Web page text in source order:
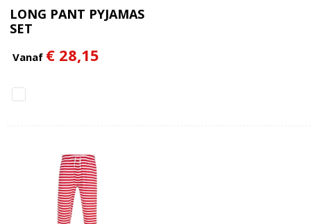
LONG PANT PYJAMAS
SET
Vanaf € 28,15